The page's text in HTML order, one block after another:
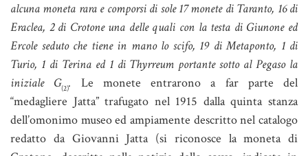
alcuna moneta rara e comporsi di sole 17 monete di Taranto, 16 di
Eraclea, 2 di Crotone una delle quali con la testa di Giunone ed
Ercole seduto che tiene in mano lo scifo, 19 di Metaponto, 1 di
Turio, 1 di Terina ed 1 di Thyrreum portante sotto al Pegaso la
iniziale G(2). Le monete entrarono a far parte del
“medagliere Jatta” trafugato nel 1915 dalla quinta stanza
dell’omonimo museo ed ampiamente descritto nel catalogo
redatto da Giovanni Jatta (si riconosce la moneta di